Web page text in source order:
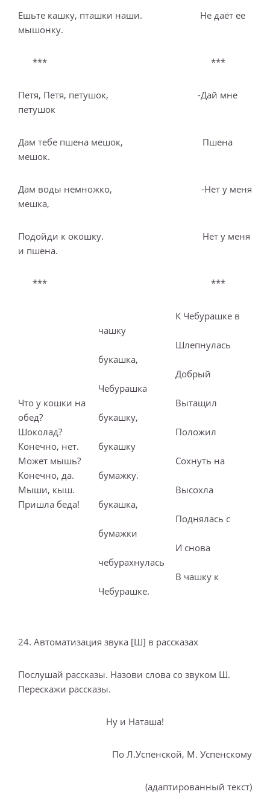
Ешьте кашку, пташки наши. Не даёт ее
мышонку.
*** ***
Петя, Петя, петушок, -Дай мне
петушок
Дам тебе пшена мешок, Пшена
мешок.
Дам воды немножко, -Нет у меня
мешка,
Подойди к окошку. Нет у меня
и пшена.
*** ***
Что у кошки на
обед?
Шоколад?
Конечно, нет.
Может мышь?
Конечно, да.
Мыши, кыш.
Пришла беда!
К Чебурашке в
чашку
Шлепнулась
букашка,
Добрый
Чебурашка
Вытащил
букашку,
Положил
букашку
Сохнуть на
бумажку.
Высохла
букашка,
Поднялась с
бумажки
И снова
чебурахнулась
В чашку к
Чебурашке.
24. Автоматизация звука [Ш] в рассказах
Послушай рассказы. Назови слова со звуком Ш.
Перескажи рассказы.
Ну и Наташа!
По Л.Успенской, М. Успенскому
(адаптированный текст)